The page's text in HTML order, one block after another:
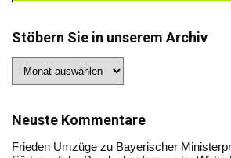
Stöbern Sie in unserem Archiv
Sie
Archiv
Neuste Kommentare
Frieden Umzüge zu Bayerischer